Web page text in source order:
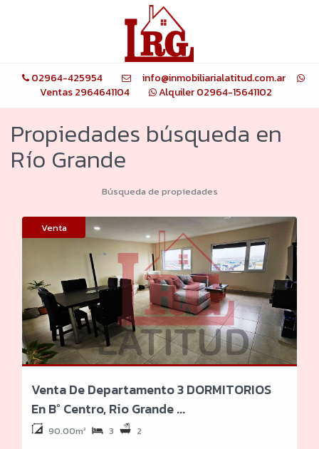
02964-425954
info@inmobiliarialatitud.com.ar
Ventas 2964641104
Alquiler 02964-15641102
Propiedades búsqueda en
Río Grande
Búsqueda de propiedades
Venta
Venta De Departamento 3 DORMITORIOS
En B° Centro, Rio Grande ...
90.00m² 3 2